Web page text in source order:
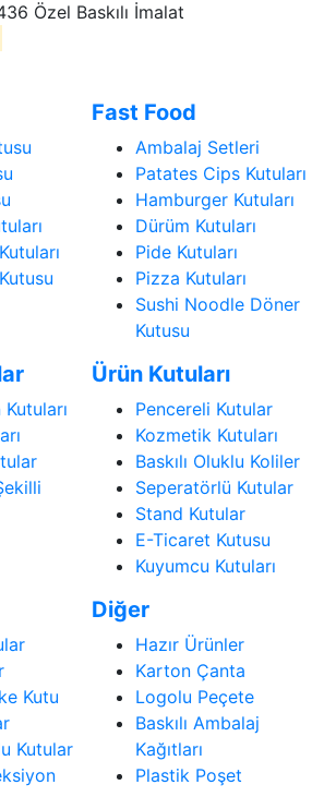
Özel Baskılı İmalat
Fast Food
Ambalaj Setleri
Patates Cips Kutuları
Hamburger Kutuları
Dürüm Kutuları
Pide Kutuları
Pizza Kutuları
Sushi Noodle Döner
Kutusu
Ürün Kutuları
Pencereli Kutular
Kozmetik Kutuları
Baskılı Oluklu Koliler
Seperatörlü Kutular
Stand Kutular
E-Ticaret Kutusu
Kuyumcu Kutuları
Kutu
Kutular
Diğer
Hazır Ürünler
Karton Çanta
Logolu Peçete
Baskılı Ambalaj
Kağıtları
Plastik Poşet